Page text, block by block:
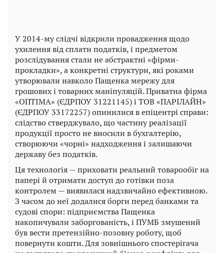
У 2014-му слідчі відкрили провадження щодо
ухилення від сплати податків, і предметом
розслідування стали не абстрактні «фірми-
прокладки», а конкретні структури, які роками
утворювали навколо Пащенка мережу для
грошових і товарних маніпуляцій. Приватна фірма
«ОПТІМА» (ЄДРПОУ 31221145) і ТОВ «ПАРІЛАЙН»
(ЄДРПОУ 33172257) опинилися в епіцентрі справи:
слідство стверджувало, що частину реалізації
продукції просто не вносили в бухгалтерію,
створюючи «чорні» надходження і залишаючи
державу без податків.
Ця технологія — приховати реальний товарообіг на
папері й отримати доступ до готівки поза
контролем — виявилася надзвичайно ефективною.
З часом до неї додалися борги перед банками та
судові спори: підприємства Пащенка
накопичували заборгованість, і ПУМБ змушений
був вести претензійно-позовну роботу, щоб
повернути кошти. Для зовнішнього спостерігача